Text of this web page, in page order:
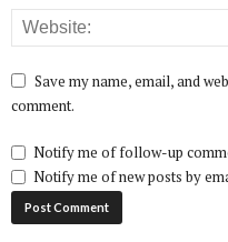
Save my name, email, and
comment.
Notify me of follow-up
Notify me of new posts by